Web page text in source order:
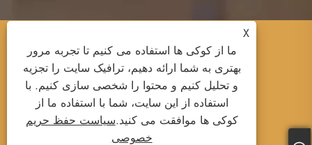
Costhing Co. ، Ltd. - تی شرت ، پیراهن چوگان ،
Links Sitemap RSS
XML
X
ما از کوکی ها استفاده می کنیم تا تجربه مرور
بهتری به شما ارائه دهیم، ترافیک سایت را تجزیه
و تحلیل کنیم و محتوا را شخصی سازی کنیم. با
استفاده از این سایت، شما با استفاده ما از
کوکی ها موافقت می کنید.سیاست حفظ حریم
خصوصی